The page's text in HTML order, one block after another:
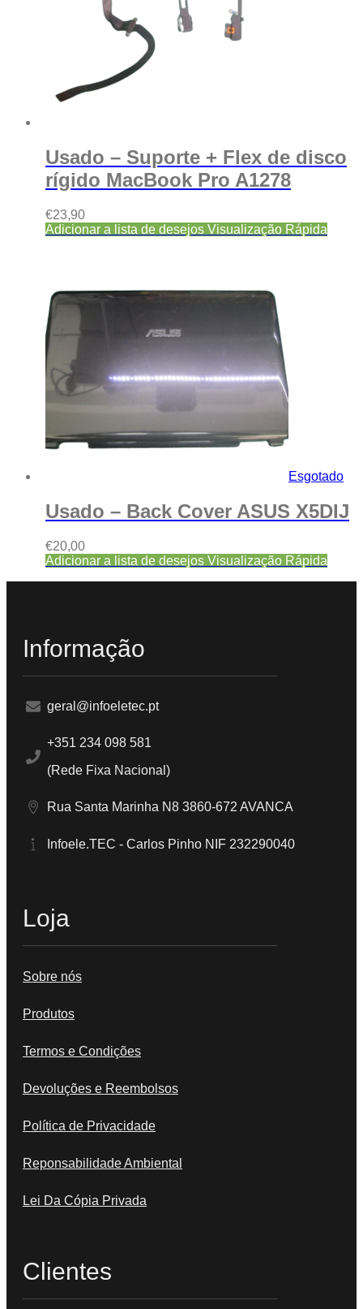
Usado – Suporte + Flex de disco
rígido MacBook Pro A1278
€23,90
Adicionar a lista de desejos Visualização Rápida
Esgotado
Usado – Back Cover ASUS X5DIJ
€20,00
Adicionar a lista de desejos Visualização Rápida
Informação
geral@infoeletec.pt
+351 234 098 581
(Rede Fixa Nacional)
Rua Santa Marinha N8 3860-672 AVANCA
Infoele.TEC - Carlos Pinho NIF 232290040
Loja
Sobre nós
Produtos
Termos e Condições
Devoluções e Reembolsos
Política de Privacidade
Reponsabilidade Ambiental
Lei Da Cópia Privada
Clientes